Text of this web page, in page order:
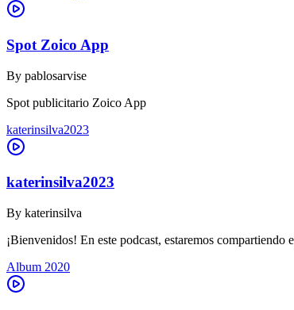
Spot Zoico App
By pablosarvise
Spot publicitario Zoico App
katerinsilva2023
katerinsilva2023
By katerinsilva
¡Bienvenidos! En este podcast, estaremos compartiendo
Album 2020